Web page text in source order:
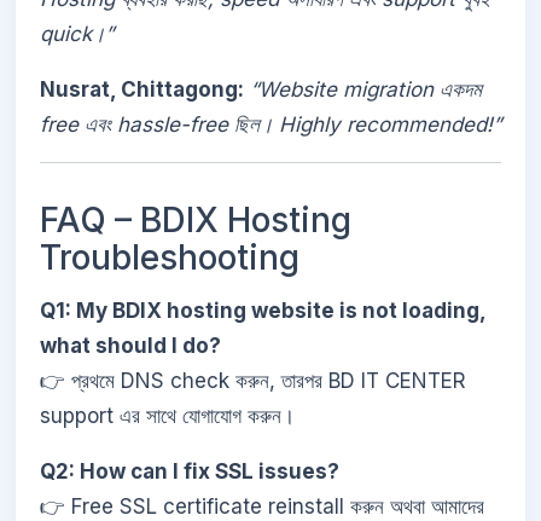
quick।”
Nusrat, Chittagong: “Website migration একদম
free এবং hassle-free ছিল। Highly recommended!”
FAQ – BDIX Hosting
Troubleshooting
Q1: My BDIX hosting website is not loading,
what should I do?
👉 প্রথমে DNS check করুন, তারপর BD IT CENTER
support এর সাথে যোগাযোগ করুন।
Q2: How can I fix SSL issues?
👉 Free SSL certificate reinstall করুন অথবা আমাদের